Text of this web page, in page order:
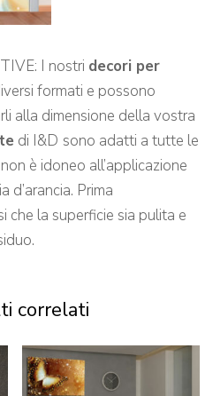
I nostri decori per
formati e possono
alla dimensione della vostra
di I&D sono adatti a tutte le
è idoneo all’applicazione
d’arancia. Prima
che la superficie sia pulita e
correlati